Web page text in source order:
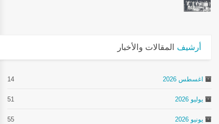
أرشيف المقالات والأخبار
اغسطس 2026 14
يوليو 2026 51
يونيو 2026 55